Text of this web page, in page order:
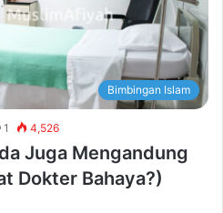
Bimbingan Islam
1 4,526
Juga Mengandung
Dokter Bahaya?)